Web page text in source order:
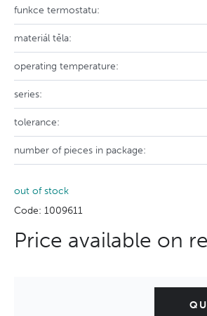
funkce termostatu:
materiál těla:
operating temperature:
series:
tolerance:
number of pieces in package:
out of stock
Code: 1009611
Price available on